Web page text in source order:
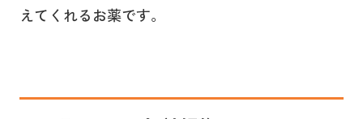
えてくれるお薬です。